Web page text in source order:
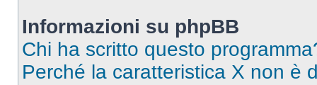
Informazioni su phpBB
Chi ha scritto questo
Perché la caratteristica X non è